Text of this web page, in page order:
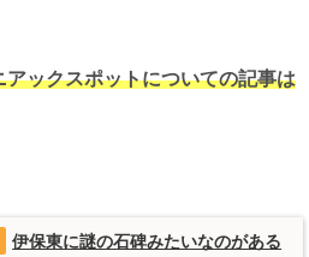
ックスポットについての記事は
伊保東に謎の石碑みたいなのがある